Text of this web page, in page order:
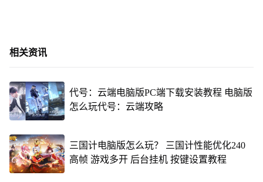
相关资讯
代号：云端电脑版PC端下载安装教程 电脑版
怎么玩代号：云端攻略
三国计电脑版怎么玩？ 三国计性能优化240
高帧 游戏多开 后台挂机 按键设置教程